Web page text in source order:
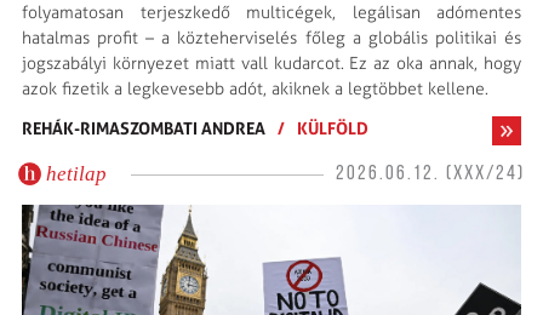
folyamatosan terjeszkedő multicégek, legálisan adómentes
hatalmas profit – a közteherviselés főleg a globális politikai és
jogszabályi környezet miatt vall kudarcot. Ez az oka annak, hogy
azok fizetik a legkevesebb adót, akiknek a legtöbbet kellene.
REHÁK-RIMASZOMBATI ANDREA / KÜLFÖLD
hetilap 2026.06.12. (XXX/24)